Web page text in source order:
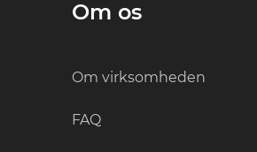
Om os
Om virksomheden
FAQ